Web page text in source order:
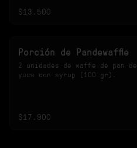
$13.500
Porción de Pandewaffle
2 unidades de waffle de pan de
yuca con syrup (100 gr).
$17.900